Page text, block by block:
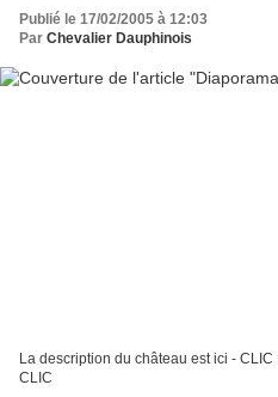
Publié le 17/02/2005 à 12:03
Par Chevalier Dauphinois
La description du château est ici - CLIC La description du château est ici -
CLIC